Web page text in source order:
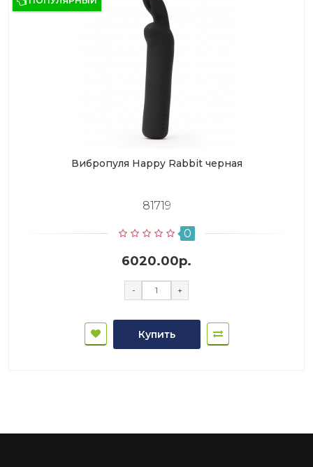
Вибропуля Happy Rabbit черная
81719
0
6020.00р.
- +
Купить